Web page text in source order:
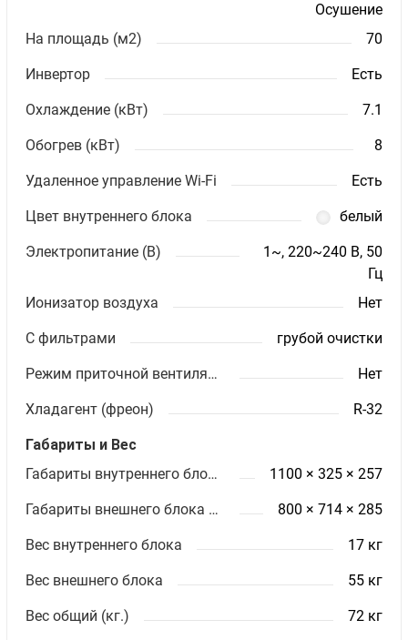
Осушение
На площадь (м2)
70
Инвертор Есть
Охлаждение (кВт) 7.1
Обогрев (кВт) 8
Удаленное управление Wi-Fi Есть
Цвет внутреннего блока белый
Электропитание (В)
1~, 220~240 В, 50
Гц
Ионизатор воздуха
Нет
С фильтрами грубой очистки
Режим приточной вентиляции Нет
Хладагент (фреон) R-32
Габариты и Вес
Габариты внутреннего блока ШхВхГ (мм)
1100 × 325 × 257
Габариты внешнего блока ШхВхГ (мм) 800 × 714 × 285
Вес внутреннего блока 17 кг
Вес внешнего блока 55 кг
Вес общий (кг.) 72 кг